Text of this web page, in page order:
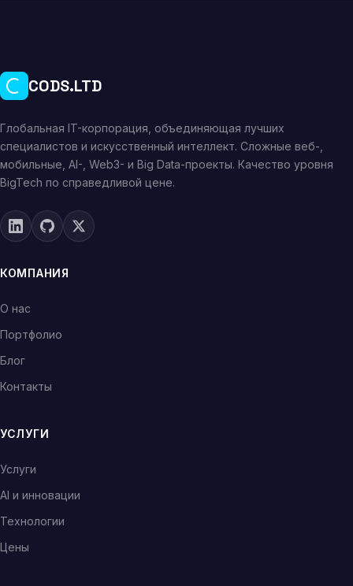
CODS.LTD
Глобальная IT-корпорация, объединяющая лучших
специалистов и искусственный интеллект. Сложные веб-,
мобильные, AI-, Web3- и Big Data-проекты. Качество уровня
BigTech по справедливой цене.
КОМПАНИЯ
О нас
Портфолио
Блог
Контакты
УСЛУГИ
Услуги
AI и инновации
Технологии
Цены